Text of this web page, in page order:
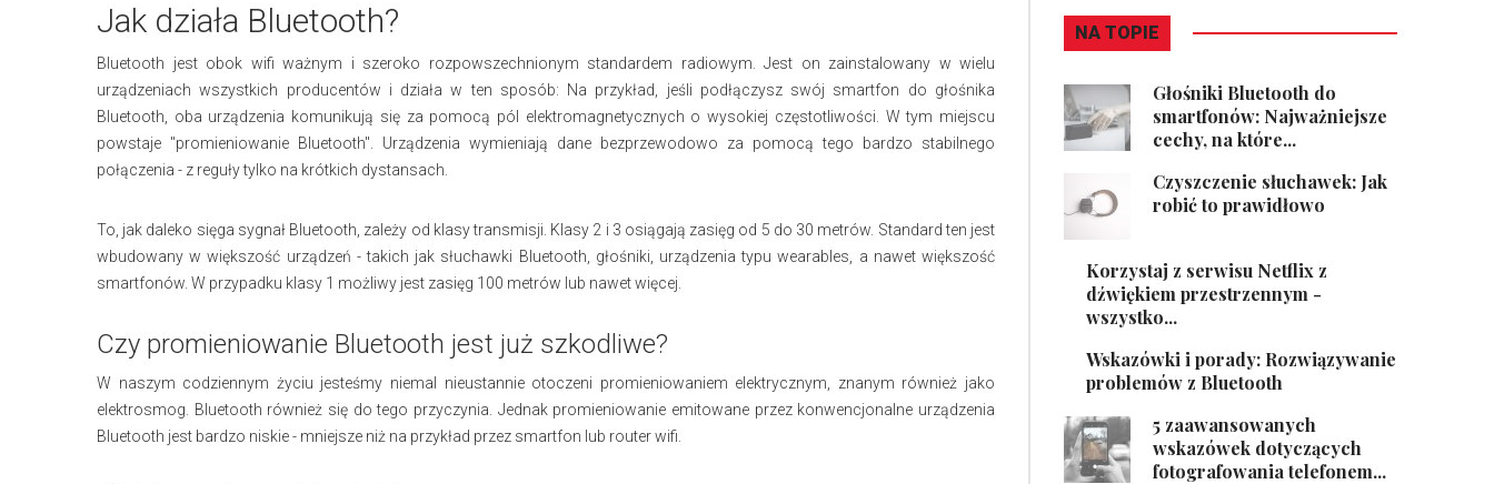
Jak działa Bluetooth?
Bluetooth jest obok wifi ważnym i szeroko rozpowszechnionym standardem radiowym. Jest on zainstalowany w wielu
urządzeniach wszystkich producentów i działa w ten sposób: Na przykład, jeśli podłączysz swój smartfon do głośnika
Bluetooth, oba urządzenia komunikują się za pomocą pól elektromagnetycznych o wysokiej częstotliwości. W tym miejscu
powstaje "promieniowanie Bluetooth". Urządzenia wymieniają dane bezprzewodowo za pomocą tego bardzo stabilnego
połączenia - z reguły tylko na krótkich dystansach.
To, jak daleko sięga sygnał Bluetooth, zależy od klasy transmisji. Klasy 2 i 3 osiągają zasięg od 5 do 30 metrów. Standard ten jest
wbudowany w większość urządzeń - takich jak słuchawki Bluetooth, głośniki, urządzenia typu wearables, a nawet większość
smartfonów. W przypadku klasy 1 możliwy jest zasięg 100 metrów lub nawet więcej.
Czy promieniowanie Bluetooth jest już szkodliwe?
W naszym codziennym życiu jesteśmy niemal nieustannie otoczeni promieniowaniem elektrycznym, znanym również jako
elektrosmog. Bluetooth również się do tego przyczynia. Jednak promieniowanie emitowane przez konwencjonalne urządzenia
Bluetooth jest bardzo niskie - mniejsze niż na przykład przez smartfon lub router wifi.
NA TOPIE
Głośniki Bluetooth do
smartfonów: Najważniejsze
cechy, na które...
Czyszczenie słuchawek: Jak
robić to prawidłowo
Korzystaj z serwisu Netflix z
dźwiękiem przestrzennym -
wszystko...
Wskazówki i porady: Rozwiązywanie
problemów z Bluetooth
5 zaawansowanych
wskazówek dotyczących
fotografowania telefonem...